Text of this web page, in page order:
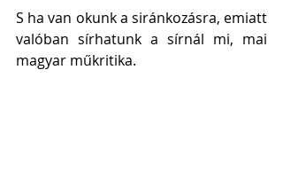
S ha van okunk a siránkozásra, emiatt
valóban sírhatunk a sírnál mi, mai
magyar műkritika.